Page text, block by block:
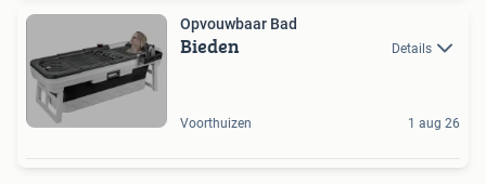
Opvouwbaar Bad
Bieden Details
Voorthuizen 1 aug 26